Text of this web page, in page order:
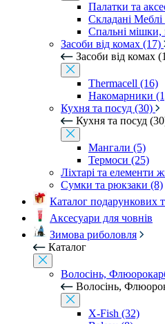
Палатки та
Складані Меблі
Спальні мішки,
Засоби від комах (17)
Засоби від комах
Thermacell (16)
Накомарники
Кухня та посуд (30)
Кухня та посуд
Мангали (5)
Термоси (25)
Ліхтарі та елементи
Сумки та рюкзаки (8)
Каталог подарункових
Аксесуари для човнів
Зимова риболовля
Каталог
Волосінь,
Волосінь,
X-Fish (32)